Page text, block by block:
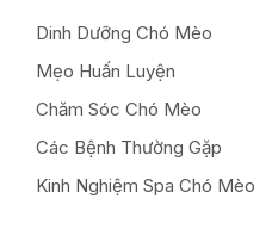
Dinh Dưỡng Chó Mèo
Mẹo Huấn Luyện
Chăm Sóc Chó Mèo
Các Bệnh Thường Gặp
Kinh Nghiệm Spa Chó Mèo